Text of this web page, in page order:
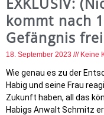
kommt nach
Gefängnis frei
18. September 2023 Keine
Wie genau es zu der
Habig und seine Frau
Zukunft haben, all das
Habigs Anwalt Schmitz